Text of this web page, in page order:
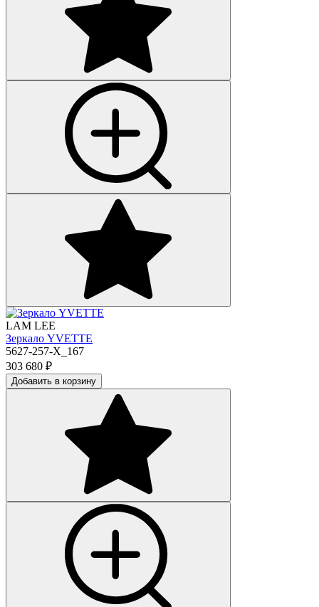
LAM LEE
Зеркало YVETTE
5627-257-X_167
303 680 ₽
Добавить в корзину